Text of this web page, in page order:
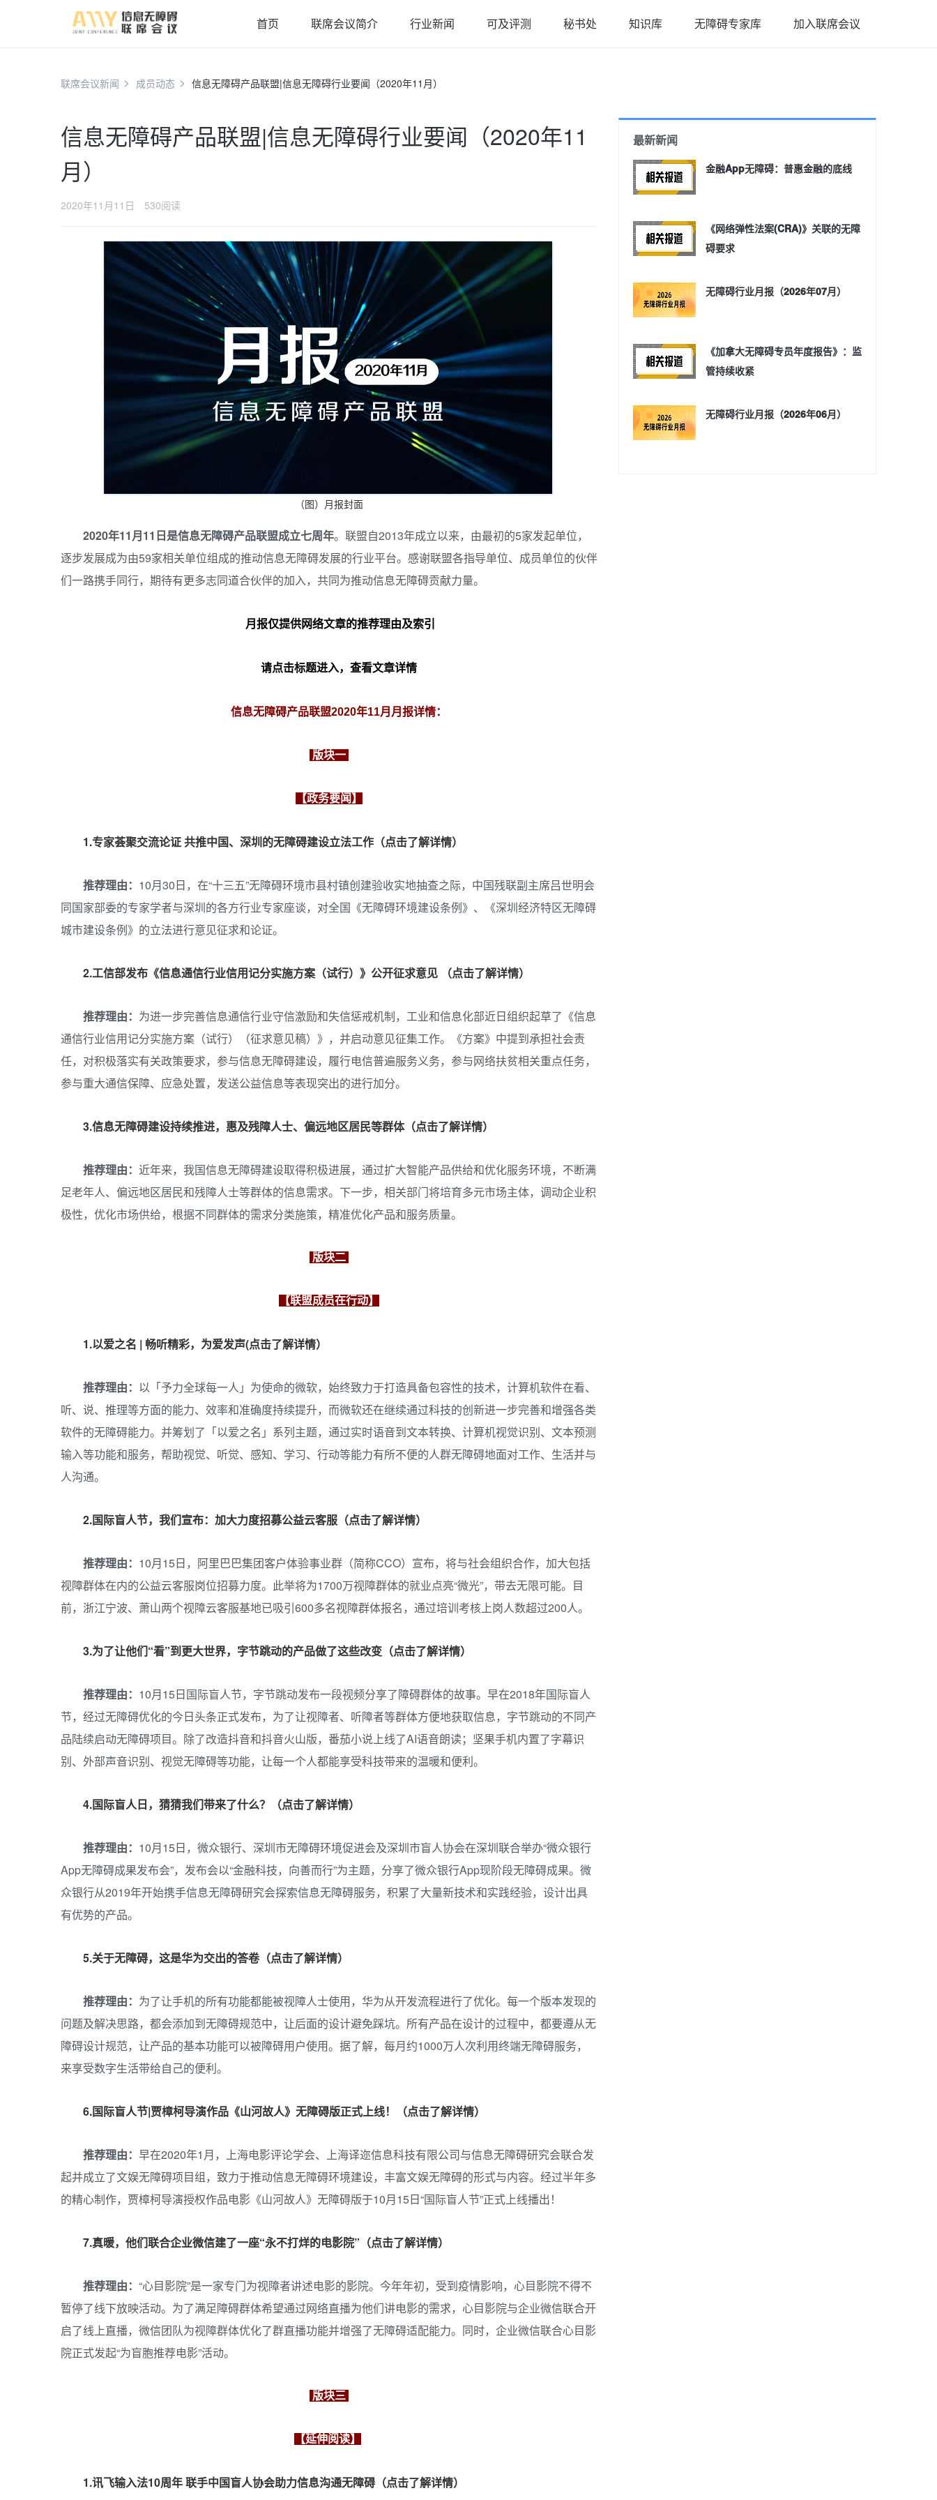
首页 联席会议简介 行业新闻 可及评测 秘书处 知识库 无障碍专家库 加入联席会议
联席会议新闻 成员动态 信息无障碍产品联盟|信息无障碍行业要闻（2020年11月）
信息无障碍产品联盟|信息无障碍行业要闻（2020年11
月）
2020年11月11日 530阅读
（图）月报封面​
2020年11月11日是信息无障碍产品联盟成立七周年。联盟自2013年成立以来，由最初的5家发起单位，
逐步发展成为由59家相关单位组成的推动信息无障碍发展的行业平台。感谢联盟各指导单位、成员单位的伙伴
们一路携手同行，期待有更多志同道合伙伴的加入，共同为推动信息无障碍贡献力量。
月报仅提供网络文章的推荐理由及索引
请点击标题进入，查看文章详情
信息无障碍产品联盟2020年11月月报详情：
版块一
【政务要闻】
1.专家荟聚交流论证 共推中国、深圳的无障碍建设立法工作（点击了解详情）
推荐理由： 10月30日，在“十三五”无障碍环境市县村镇创建验收实地抽查之际，中国残联副主席吕世明会
同国家部委的专家学者与深圳的各方行业专家座谈，对全国《无障碍环境建设条例》、《深圳经济特区无障碍
城市建设条例》的立法进行意见征求和论证。
2.工信部发布 《信息通信行业信用记分实施方案（试行）》公开征求意见 （点击了解详情）
推荐理由： 为进一步完善信息通信行业守信激励和失信惩戒机制，工业和信息化部近日组织起草了《信息
通信行业信用记分实施方案（试行）（征求意见稿）》，并启动意见征集工作。《方案》中提到承担社会责
任，对积极落实有关政策要求，参与信息无障碍建设，履行电信普遍服务义务，参与网络扶贫相关重点任务，
参与重大通信保障、应急处置，发送公益信息等表现突出的进行加分。
3.信息无障碍建设持续推进，惠及残障人士、偏远地区居民等群体（点击了解详情）
推荐理由： 近年来，我国信息无障碍建设取得积极进展，通过扩大智能产品供给和优化服务环境，不断满
足老年人、偏远地区居民和残障人士等群体的信息需求。下一步，相关部门将培育多元市场主体，调动企业积
极性，优化市场供给，根据不同群体的需求分类施策，精准优化产品和服务质量。
版块二
【联盟成员在行动】
1.以爱之名 | 畅听精彩，为爱发声(点击了解详情）
推荐理由： 以「予力全球每一人」为使命的微软，始终致力于打造具备包容性的技术，计算机软件在看、
听、说、推理等方面的能力、效率和准确度持续提升，而微软还在继续通过科技的创新进一步完善和增强各类
软件的无障碍能力。并筹划了「以爱之名」系列主题，通过实时语音到文本转换、计算机视觉识别、文本预测
输入等功能和服务，帮助视觉、听觉、感知、学习、行动等能力有所不便的人群无障碍地面对工作、生活并与
人沟通。
2.国际盲人节，我们宣布：加大力度招募公益云客服（点击了解详情）
推荐理由： 10月15日，阿里巴巴集团客户体验事业群（简称CCO）宣布，将与社会组织合作，加大包括
视障群体在内的公益云客服岗位招募力度。此举将为1700万视障群体的就业点亮“微光”，带去无限可能。目
前，浙江宁波、萧山两个视障云客服基地已吸引600多名视障群体报名，通过培训考核上岗人数超过200人。
3.为了让他们“看”到更大世界，字节跳动的产品做了这些改变（点击了解详情）
推荐理由： 10月15日国际盲人节，字节跳动发布一段视频分享了障碍群体的故事。早在2018年国际盲人
节，经过无障碍优化的今日头条正式发布，为了让视障者、听障者等群体方便地获取信息，字节跳动的不同产
品陆续启动无障碍项目。除了改造抖音和抖音火山版，番茄小说上线了AI语音朗读；坚果手机内置了字幕识
别、外部声音识别、视觉无障碍等功能，让每一个人都能享受科技带来的温暖和便利。
4.国际盲人日，猜猜我们带来了什么？（点击了解详情）
推荐理由： 10月15日，微众银行、深圳市无障碍环境促进会及深圳市盲人协会在深圳联合举办“微众银行
App无障碍成果发布会”，发布会以“金融科技，向善而行”为主题，分享了微众银行App现阶段无障碍成果。微
众银行从2019年开始携手信息无障碍研究会探索信息无障碍服务，积累了大量新技术和实践经验，设计出具
有优势的产品。
5.关于无障碍，这是华为交出的答卷（点击了解详情）
推荐理由： 为了让手机的所有功能都能被视障人士使用，华为从开发流程进行了优化。每一个版本发现的
问题及解决思路，都会添加到无障碍规范中，让后面的设计避免踩坑。所有产品在设计的过程中，都要遵从无
障碍设计规范，让产品的基本功能可以被障碍用户使用。据了解，每月约1000万人次利用终端无障碍服务，
来享受数字生活带给自己的便利。
6.国际盲人节|贾樟柯导演作品《山河故人》无障碍版正式上线！（点击了解详情）
推荐理由： 早在2020年1月，上海电影评论学会、上海译迩信息科技有限公司与信息无障碍研究会联合发
起并成立了文娱无障碍项目组，致力于推动信息无障碍环境建设，丰富文娱无障碍的形式与内容。经过半年多
的精心制作，贾樟柯导演授权作品电影《山河故人》无障碍版于10月15日“国际盲人节”正式上线播出！
7.真暖，他们联合企业微信建了一座“永不打烊的电影院”（点击了解详情）
推荐理由： “心目影院”是一家专门为视障者讲述电影的影院。今年年初，受到疫情影响，心目影院不得不
暂停了线下放映活动。为了满足障碍群体希望通过网络直播为他们讲电影的需求，心目影院与企业微信联合开
启了线上直播，微信团队为视障群体优化了群直播功能并增强了无障碍适配能力。同时，企业微信联合心目影
院正式发起“为盲胞推荐电影”活动。
版块三
【延伸阅读】
1.讯飞输入法10周年 联手中国盲人协会助力信息沟通无障碍（点击了解详情）
最新新闻
金融App无障碍：普惠金融的底线
《网络弹性法案(CRA)》关联的无障
碍要求
无障碍行业月报（2026年07月）
《加拿大无障碍专员年度报告》：监
管持续收紧
无障碍行业月报（2026年06月）